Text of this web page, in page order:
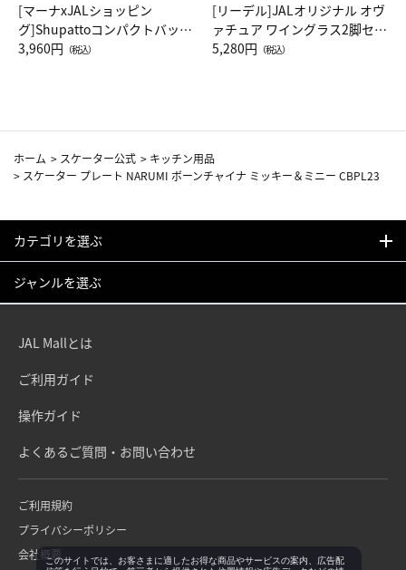
[マーナxJALショッピン
グ]Shupattoコンパクトバッグ
Drop JAL客室乗務員（LC）ス
3,960円 （税込）
[リーデル]JALオリジナル オヴ
ァチュア ワイングラス2脚セッ
ト（レッドワイン）
5,280円 （税込）
ホーム > スケーター公式 > キッチン用品
> スケーター プレート NARUMI ボーンチャイナ ミッキー＆ミニー CBPL23
カテゴリを選ぶ
ジャンルを選ぶ
JAL Mallとは
ご利用ガイド
操作ガイド
よくあるご質問・お問い合わせ
ご利用規約
プライバシーポリシー
会社概要このサイトでは、お客さまに適したお得な商品やサービスの案内、広告配